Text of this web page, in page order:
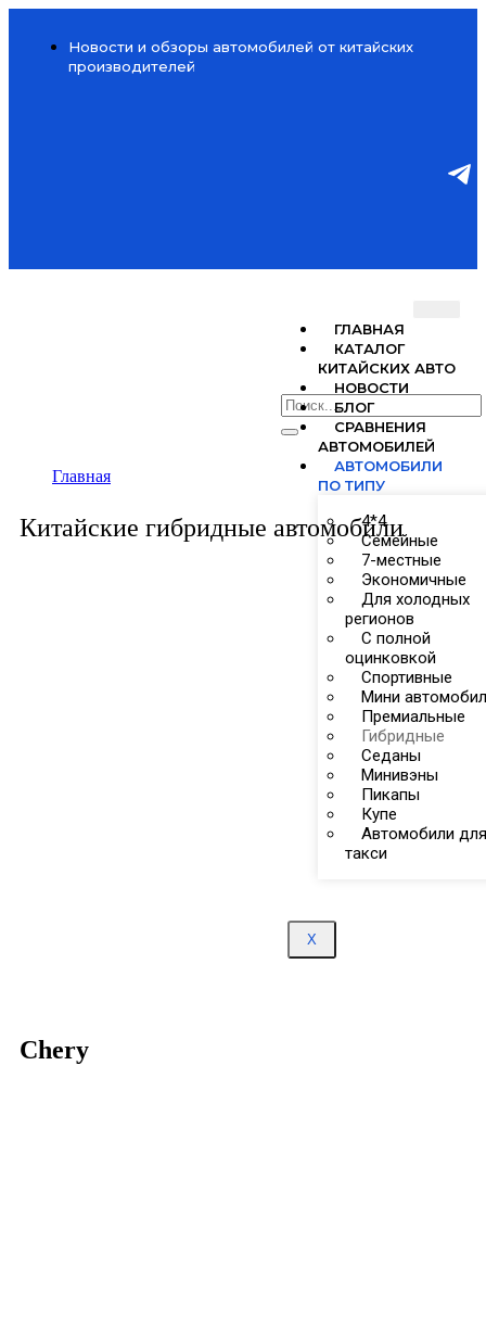
Новости и обзоры автомобилей от китайских
производителей
ГЛАВНАЯ
КАТАЛОГ
КИТАЙСКИХ АВТО
НОВОСТИ
БЛОГ
СРАВНЕНИЯ
АВТОМОБИЛЕЙ
АВТОМОБИЛИ
ПО ТИПУ
4*4
Семейные
7-местные
Экономичные
Для холодных
регионов
С полной
оцинковкой
Спортивные
Мини
Премиальные
Гибридные
Седаны
Минивэны
Пикапы
Купе
Автомобили
такси
X
Главная
Китайские гибридные автомобили
Chery